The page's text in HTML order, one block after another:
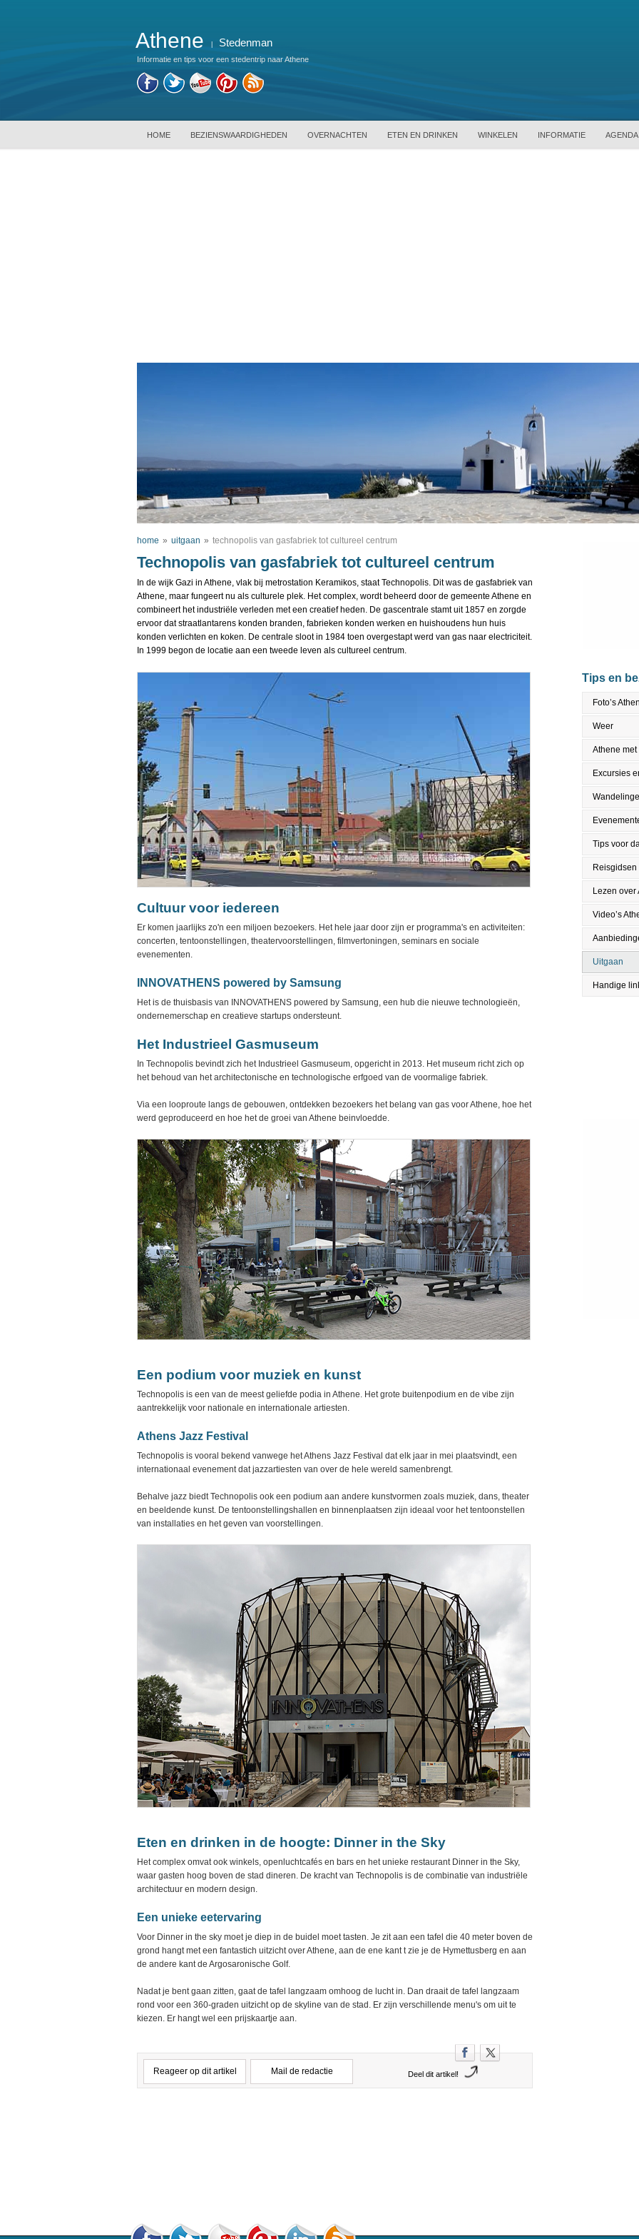
Athene Stedenman
Informatie en tips voor een stedentrip naar Athene
HOME BEZIENSWAARDIGHEDEN OVERNACHTEN ETEN EN DRINKEN WINKELEN INFORMATIE AGENDA
home » uitgaan » technopolis van gasfabriek tot cultureel centrum
Technopolis van gasfabriek tot cultureel centrum
In de wijk Gazi in Athene, vlak bij metrostation Keramikos, staat Technopolis. Dit was de gasfabriek van
Athene, maar fungeert nu als culturele plek. Het complex, wordt beheerd door de gemeente Athene en
combineert het industriële verleden met een creatief heden. De gascentrale stamt uit 1857 en zorgde
ervoor dat straatlantarens konden branden, fabrieken konden werken en huishoudens hun huis
konden verlichten en koken. De centrale sloot in 1984 toen overgestapt werd van gas naar electriciteit.
In 1999 begon de locatie aan een tweede leven als cultureel centrum.
Cultuur voor iedereen
Er komen jaarlijks zo'n een miljoen bezoekers. Het hele jaar door zijn er programma's en activiteiten:
concerten, tentoonstellingen, theatervoorstellingen, filmvertoningen, seminars en sociale
evenementen.
INNOVATHENS powered by Samsung
Het is de thuisbasis van INNOVATHENS powered by Samsung, een hub die nieuwe technologieën,
ondernemerschap en creatieve startups ondersteunt.
Het Industrieel Gasmuseum
In Technopolis bevindt zich het Industrieel Gasmuseum, opgericht in 2013. Het museum richt zich op
het behoud van het architectonische en technologische erfgoed van de voormalige fabriek.
Via een looproute langs de gebouwen, ontdekken bezoekers het belang van gas voor Athene, hoe het
werd geproduceerd en hoe het de groei van Athene beinvloedde.
Een podium voor muziek en kunst
Technopolis is een van de meest geliefde podia in Athene. Het grote buitenpodium en de vibe zijn
aantrekkelijk voor nationale en internationale artiesten.
Athens Jazz Festival
Technopolis is vooral bekend vanwege het Athens Jazz Festival dat elk jaar in mei plaatsvindt, een
internationaal evenement dat jazzartiesten van over de hele wereld samenbrengt.
Behalve jazz biedt Technopolis ook een podium aan andere kunstvormen zoals muziek, dans, theater
en beeldende kunst. De tentoonstellingshallen en binnenplaatsen zijn ideaal voor het tentoonstellen
van installaties en het geven van voorstellingen.
Eten en drinken in de hoogte: Dinner in the Sky
Het complex omvat ook winkels, openluchtcafés en bars en het unieke restaurant Dinner in the Sky,
waar gasten hoog boven de stad dineren. De kracht van Technopolis is de combinatie van industriële
architectuur en modern design.
Een unieke eetervaring
Voor Dinner in the sky moet je diep in de buidel moet tasten. Je zit aan een tafel die 40 meter boven de
grond hangt met een fantastich uitzicht over Athene, aan de ene kant t zie je de Hymettusberg en aan
de andere kant de Argosaronische Golf.
Nadat je bent gaan zitten, gaat de tafel langzaam omhoog de lucht in. Dan draait de tafel langzaam
rond voor een 360-graden uitzicht op de skyline van de stad. Er zijn verschillende menu's om uit te
kiezen. Er hangt wel een prijskaartje aan.
Reageer op dit artikel Mail de redactie Deel dit artikel!
Tips en
Foto’s
Weer
Athene
Excursies
Tips voor
Reisgidsen
Lezen over
Video’s
Uitgaan
Handige